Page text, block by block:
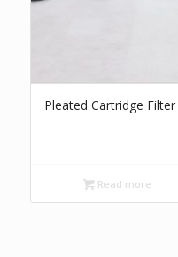
Pleated Cartridge Filter
Read more